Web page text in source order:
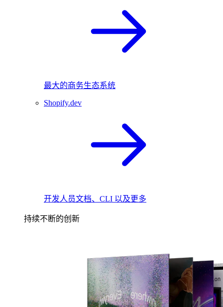
最大的商务生态系统
Shopify.dev
开发人员文档、CLI 以及更多
持续不断的创新